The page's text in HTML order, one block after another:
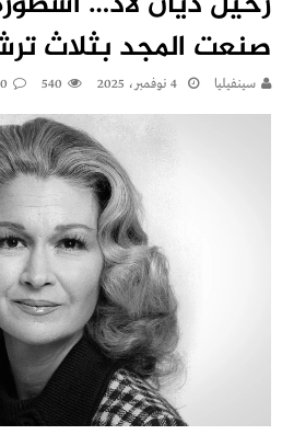
صنعت المجد بثلاث
سينفيليا 4 نوفمبر، 2025 540
0